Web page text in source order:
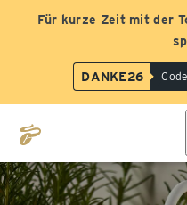
Für kurze Zeit mit der
DANKE26